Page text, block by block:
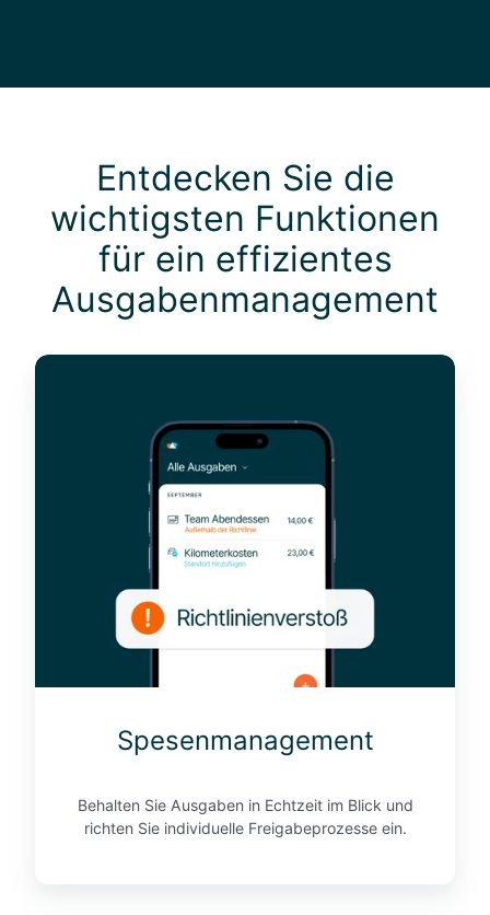
Entdecken Sie die
wichtigsten Funktionen
für ein effizientes
Ausgabenmanagement
e
s
e
m
a
a
g
n
Spesenmanagement
Behalten Sie Ausgaben in Echtzeit im Blick und
richten Sie individuelle Freigabeprozesse ein.